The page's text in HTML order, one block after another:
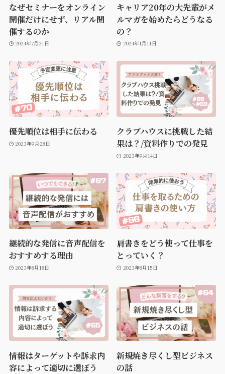
なぜセミナーをオンライン
開催だけにせず、リアル開
催するのか
2024年7月31日
キャリア20年の大先輩がメ
ルマガを始めたらどうなる
の？
2024年1月11日
優先順位は相手に伝わる
2023年9月28日
クラブハウスに挑戦した結
果は？/資料作りでの発見
2023年9月14日
継続的な発信に音声配信を
おすすめする理由
2023年8月18日
肩書きをどう使って仕事を
とっていく？
2023年8月15日
情報はターゲットや訴求内
容によって適切に選ぼう
新規焼き尽くし型ビジネス
の話